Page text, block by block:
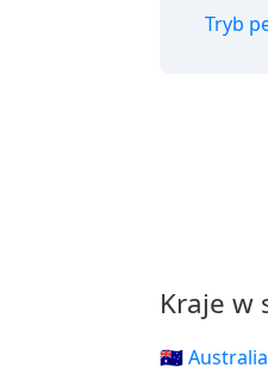
Tryb
Kraje w
🇦🇺 Australia